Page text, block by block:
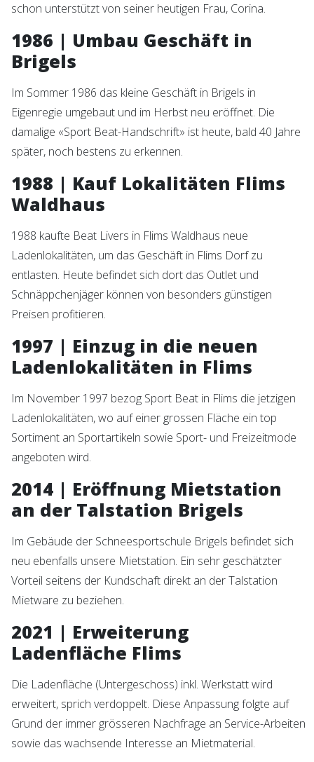
schon unterstützt von seiner heutigen Frau, Corina.
1986 | Umbau Geschäft in
Brigels
Im Sommer 1986 das kleine Geschäft in Brigels in
Eigenregie umgebaut und im Herbst neu eröffnet. Die
damalige «Sport Beat-Handschrift» ist heute, bald 40 Jahre
später, noch bestens zu erkennen.
1988 | Kauf Lokalitäten Flims
Waldhaus
1988 kaufte Beat Livers in Flims Waldhaus neue
Ladenlokalitäten, um das Geschäft in Flims Dorf zu
entlasten. Heute befindet sich dort das Outlet und
Schnäppchenjäger können von besonders günstigen
Preisen profitieren.
1997 | Einzug in die neuen
Ladenlokalitäten in Flims
Im November 1997 bezog Sport Beat in Flims die jetzigen
Ladenlokalitäten, wo auf einer grossen Fläche ein top
Sortiment an Sportartikeln sowie Sport- und Freizeitmode
angeboten wird.
2014 | Eröffnung Mietstation
an der Talstation Brigels
Im Gebäude der Schneesportschule Brigels befindet sich
neu ebenfalls unsere Mietstation. Ein sehr geschätzter
Vorteil seitens der Kundschaft direkt an der Talstation
Mietware zu beziehen.
2021 | Erweiterung
Ladenfläche Flims
Die Ladenfläche (Untergeschoss) inkl. Werkstatt wird
erweitert, sprich verdoppelt. Diese Anpassung folgte auf
Grund der immer grösseren Nachfrage an Service-Arbeiten
sowie das wachsende Interesse an Mietmaterial.